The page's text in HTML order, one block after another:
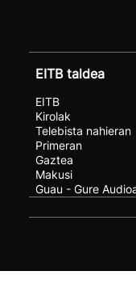
EITB taldea
EITB
Kirolak
Telebista nahieran
Primeran
Gaztea
Makusi
Guau - Gure